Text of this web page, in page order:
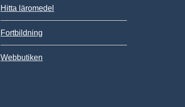
Hitta läromedel
Fortbildning
Webbutiken